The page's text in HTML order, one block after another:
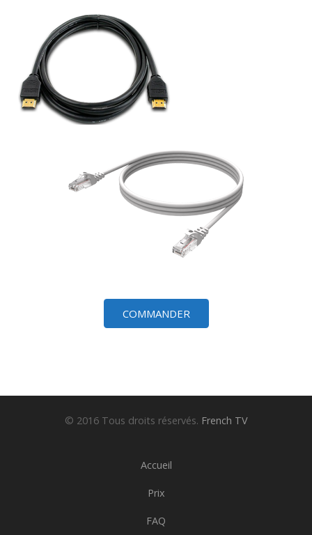
COMMANDER
cigareta rakovník,the precision and reliability of the
© 2016 Tous droits réservés. French TV
Accueil
Prix
FAQ